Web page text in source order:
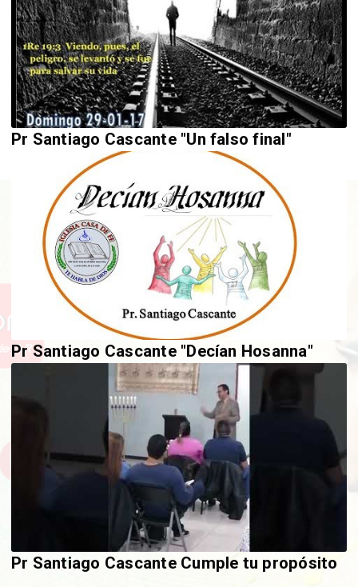
Pr Santiago Cascante "Un falso final"
Pr Santiago Cascante "Decían Hosanna"
Pr Santiago Cascante Cumple tu propósito